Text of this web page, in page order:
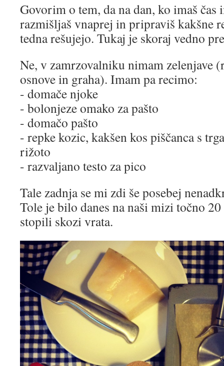
Govorim o tem, da na dan, ko imaš
razmišljaš vnaprej in pripraviš kakšne
tedna rešujejo. Tukaj je skoraj vedno
Ne, v zamrzovalniku nimam zelenjave
osnove in graha). Imam pa recimo:
- domače njoke
- bolonjeze omako za pašto
- domačo pašto
- repke kozic, kakšen kos piščanca s
rižoto
- razvaljano testo za pico
Tale zadnja se mi zdi še posebej
Tole je bilo danes na naši mizi točno
stopili skozi vrata.